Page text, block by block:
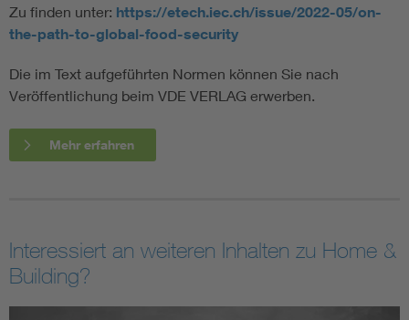
Zu finden unter: https://etech.iec.ch/issue/2022-05/on-
the-path-to-global-food-security
Die im Text aufgeführten Normen können Sie nach
Veröffentlichung beim VDE VERLAG erwerben.
Mehr erfahren
Interessiert an weiteren Inhalten zu Home &
Building?